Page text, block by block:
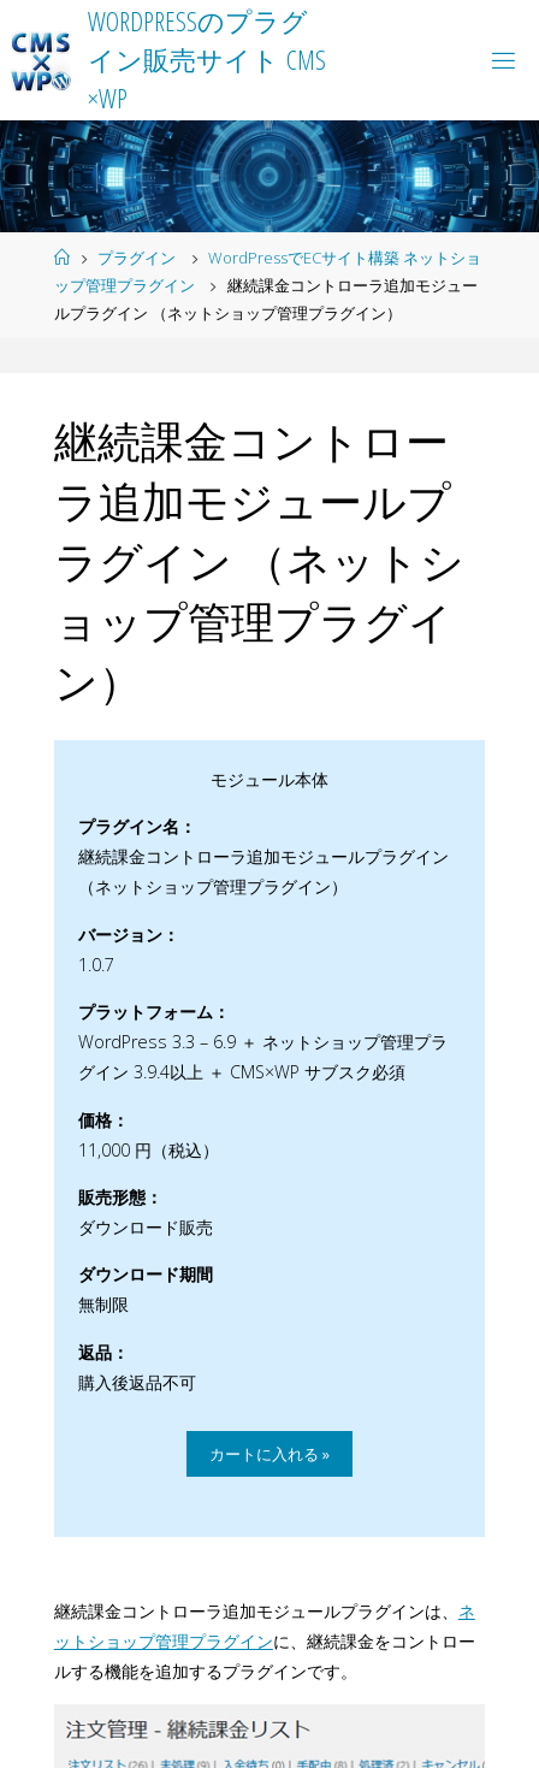
to
content
WORDPRESSのプラ グ
イ ン販売サイ ト CMS
×WP
Homeプラグイン
WordPressでECサイト構築 ネットショ
ップ管理プラグイン
継続課金コントローラ追加モジュー
ルプラグイン （ネットショップ管理プラグイン）
継続課金コントロー
ラ追加モジュールプ
ラグイン （ネットシ
ョップ管理プラグイ
ン）
モジュール本体
プラグイン名：
継続課金コントローラ追加モジュールプラグイン
（ネットショップ管理プラグイン）
バージョン：
1.0.7
プラットフォーム：
WordPress 3.3 – 6.9 ＋ ネットショップ管理プラ
グイン 3.9.4以上 ＋ CMS×WP サブスク必須
価格：
11,000 円（税込）
販売形態：
ダウンロード販売
ダウンロード期間
無制限
返品：
購入後返品不可
継続課金コントローラ追加モジュールプラグインは、 ネ
ットショップ管理プラグインに、継続課金をコントロー
ルする機能を追加するプラグインです。